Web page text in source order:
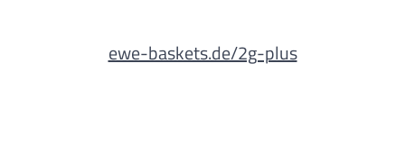
ewe-baskets.de/2g-plus